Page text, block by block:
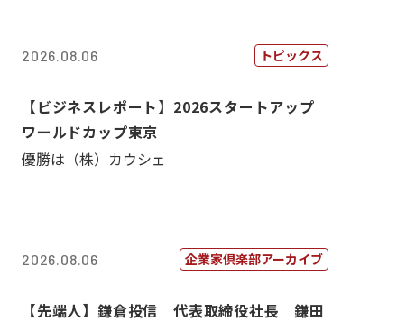
2026.08.06 トピックス
【ビジネスレポート】2026スタートアップ
ワールドカップ東京
優勝は（株）カウシェ
2026.08.06 企業家倶楽部アーカイブ
【先端人】鎌倉投信 代表取締役社長 鎌田